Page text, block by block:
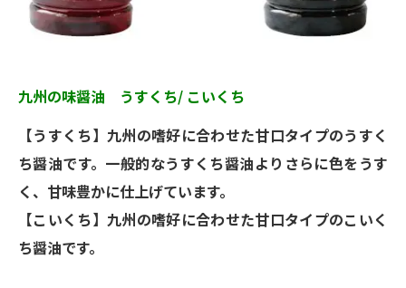
九州の味醤油 うすくち/ こいくち
【うすくち】九州の嗜好に合わせた甘口タイプのうすく
ち醤油です。一般的なうすくち醤油よりさらに色をうす
く、甘味豊かに仕上げています。
【こいくち】九州の嗜好に合わせた甘口タイプのこいく
ち醤油です。